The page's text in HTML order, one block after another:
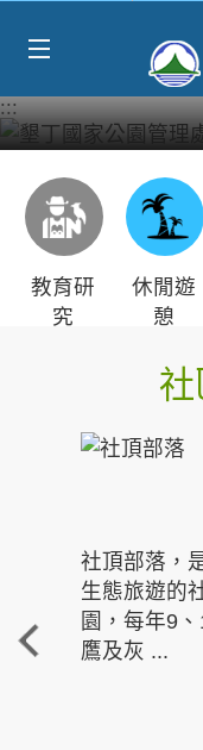
:::
教育研
究
休閒遊
憩
社頂部落，
生態旅遊的
園，每年9
鷹及灰 ...